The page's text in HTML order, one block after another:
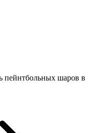
пейнтбольных шаров в